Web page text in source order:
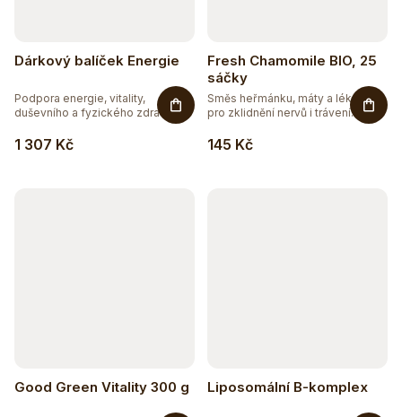
Dárkový balíček Energie
1 307 Kč
Podpora energie, vitality,
duševního a fyzického zdraví....
Fresh Chamomile BIO, 25
sáčky
145 Kč
Směs heřmánku, máty a lékořice
pro zklidnění nervů i trávení....
Good Green Vitality 300 g Liposomální B-komplex